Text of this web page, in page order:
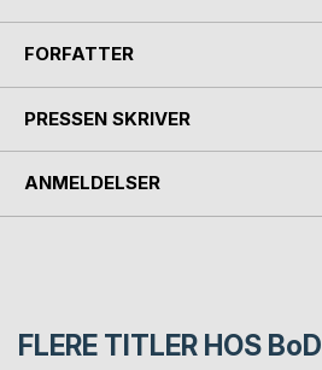
FORFATTER
PRESSEN SKRIVER
ANMELDELSER
FLERE TITLER HOS BoD